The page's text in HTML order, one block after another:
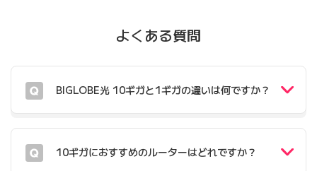
よくある質問
BIGLOBE光 10ギガと1ギガの違いは何ですか？
10ギガにおすすめのルーターはどれですか？